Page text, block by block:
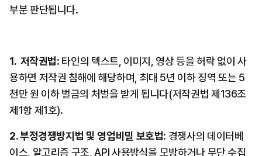
부분 판단됩니다.
1.  저작권법: 타인의 텍스트, 이미지, 영상 등을 허락 없이 사
용하면 저작권 침해에 해당하며, 최대 5년 이하 징역 또는 5
천만 원 이하 벌금의 처벌을 받게 됩니다(저작권법 제136조
제1항 제1호).
2. 부정경쟁방지법 및 영업비밀 보호법: 경쟁사의 데이터베
이스, 알고리즘 구조, API 사용방식을 모방하거나 무단 수집